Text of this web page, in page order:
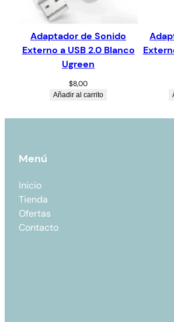
Adaptador de Sonido
Externo a USB 2.0 Blanco
Ugreen
$8,00
Añadir al carrito
Menú
Inicio
Tienda
Ofertas
Contacto